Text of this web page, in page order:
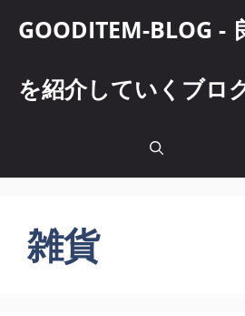
GOODITEM-BLOG -
を紹介していくブロ
雑貨